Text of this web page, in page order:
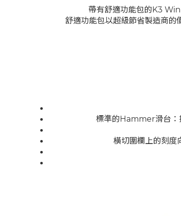
帶有舒適功能包的K3
舒適功能包以超級節省製造商的
標準的Hammer滑台：
橫切圍欄上的刻度